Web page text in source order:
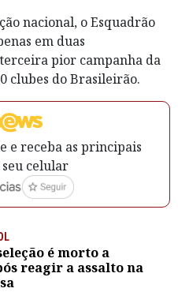
nacional, o Esquadrão
em duas
pior campanha da
clubes do Brasileirão.
e receba as principais
celular
é morto a
reagir a assalto na